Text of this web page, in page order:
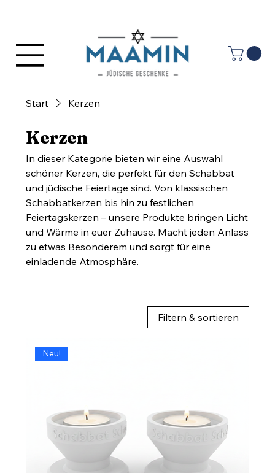
Start Kerzen
Kerzen
In dieser Kategorie bieten wir eine Auswahl
schöner Kerzen, die perfekt für den Schabbat
und jüdische Feiertage sind. Von klassischen
Schabbatkerzen bis hin zu festlichen
Feiertagskerzen – unsere Produkte bringen Licht
und Wärme in euer Zuhause. Macht jeden Anlass
zu etwas Besonderem und sorgt für eine
einladende Atmosphäre.
Filtern & sortieren
Neu!